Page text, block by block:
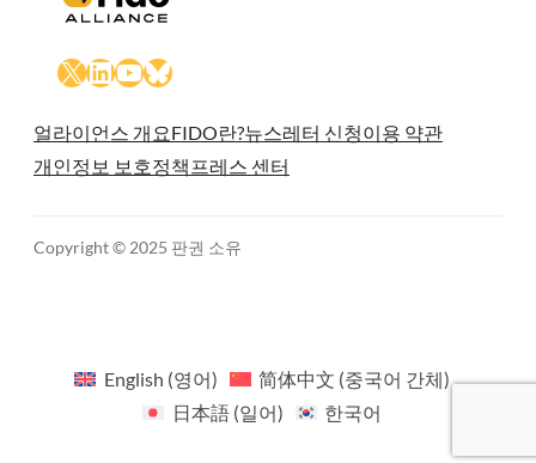
X LinkedIn
YouTube
Bluesky
얼라이언스 개요FIDO란?뉴스레터 신청이용 약관
개인정보 보호정책 프레스 센터
Copyright © 2025 판권 소유
English (영어) 简体中文 (중국어 간체)
日本語(일어) 한국어